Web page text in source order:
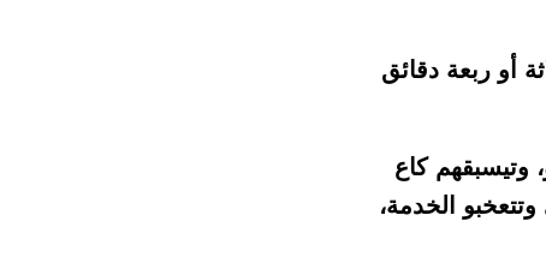
أو ربعة دقائق
وتيسبقهم كاع
الخدمة،